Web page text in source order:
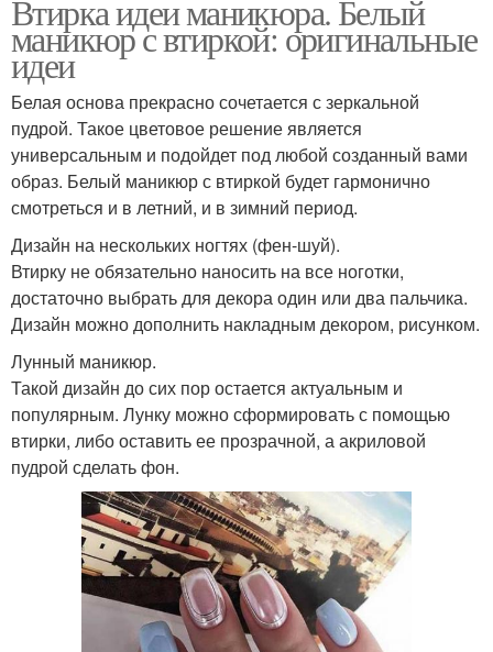
Втирка идеи маникюра. Белый
маникюр с втиркой: оригинальные
идеи
Белая основа прекрасно сочетается с зеркальной
пудрой. Такое цветовое решение является
универсальным и подойдет под любой созданный вами
образ. Белый маникюр с втиркой будет гармонично
смотреться и в летний, и в зимний период.
Дизайн на нескольких ногтях (фен-шуй).
Втирку не обязательно наносить на все ноготки,
достаточно выбрать для декора один или два пальчика.
Дизайн можно дополнить накладным декором, рисунком.
Лунный маникюр.
Такой дизайн до сих пор остается актуальным и
популярным. Лунку можно сформировать с помощью
втирки, либо оставить ее прозрачной, а акриловой
пудрой сделать фон.